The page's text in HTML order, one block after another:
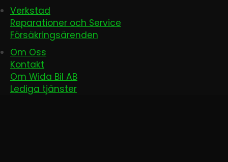
Verkstad
Reparationer och Service
Försäkringsärenden
Om Oss
Kontakt
Om Wida Bil AB
Lediga tjänster